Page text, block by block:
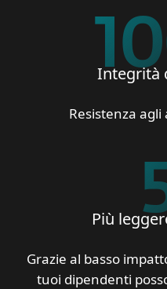
Integrità
Resistenza
Più
Grazie al basso
tuoi dipendenti